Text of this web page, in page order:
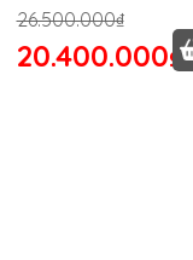
26.500.000₫
20.400.000₫